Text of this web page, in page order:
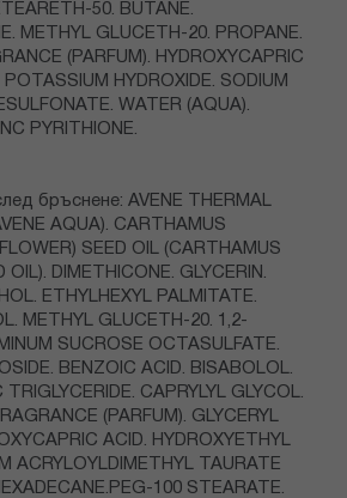
50. BUTANE.
METHYL GLUCETH-20. PROPANE.
(PARFUM). HYDROXYCAPRIC
HYDROXIDE. SODIUM
WATER (AQUA).
PYRITHIONE.
бръснене: AVENE THERMAL
AQUA). CARTHAMUS
SEED OIL (CARTHAMUS
OIL). DIMETHICONE. GLYCERIN.
ETHYLHEXYL PALMITATE.
METHYL GLUCETH-20. 1,2-
SUCROSE OCTASULFATE.
BENZOIC ACID. BISABOLOL.
CAPRYLYL GLYCOL.
(PARFUM). GLYCERYL
ACID. HYDROXYETHYL
ACRYLOYLDIMETHYL TAURATE
100 STEARATE.